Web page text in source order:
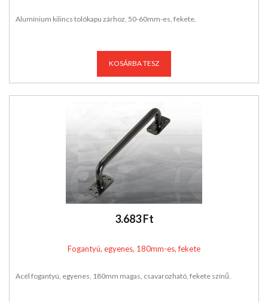
Alumínium kilincs tolókapu zárhoz, 50-60mm-es, fekete.
KOSÁRBA TESZ
3.683 Ft
Fogantyú, egyenes, 180mm-es, fekete
Acél fogantyú, egyenes, 180mm magas, csavarozható, fekete színű.